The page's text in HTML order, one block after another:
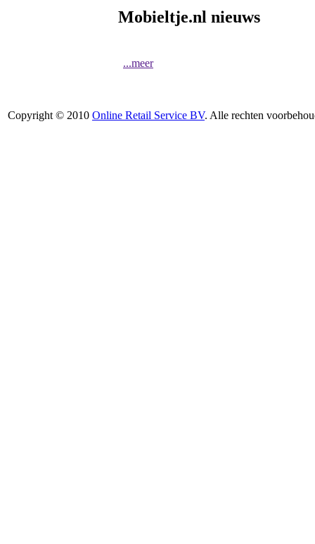
Mobieltje.nl nieuws
...meer
Copyright © 2010 Online Retail Service BV. Alle rechten